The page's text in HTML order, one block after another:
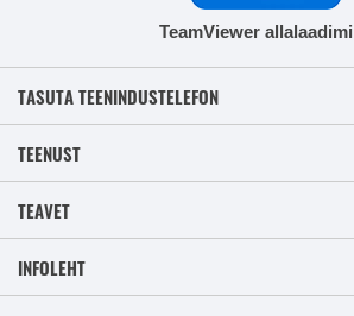
TeamViewer
TASUTA TEENINDUSTELEFON
TEENUST
TEAVET
INFOLEHT